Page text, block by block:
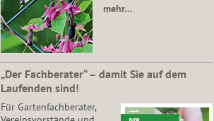
mehr…
„Der Fachberater“ – damit Sie auf dem
Laufenden sind!
Für Gartenfachberater,